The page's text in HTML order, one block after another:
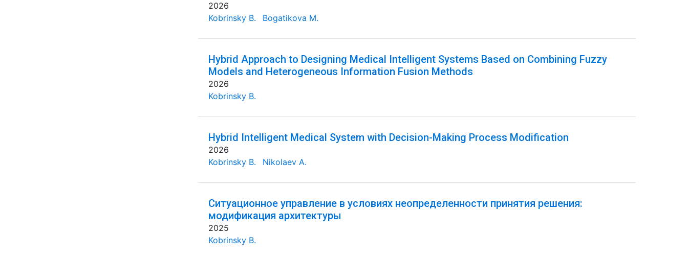
2026
Kobrinsky B.
Bogatikova M.
Hybrid Approach to Designing Medical Intelligent Systems Based on Combining Fuzzy
Models and Heterogeneous Information Fusion Methods
2026
Kobrinsky B.
Hybrid Intelligent Medical System with Decision-Making Process Modification
2026
Kobrinsky B.
Nikolaev A.
Ситуационное управление в условиях неопределенности принятия решения:
модификация архитектуры
2025
Kobrinsky B.